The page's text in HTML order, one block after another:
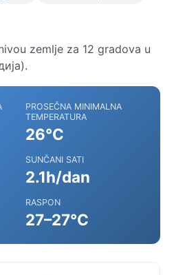
zemlje za 12 gradova u
PROSEČNA MINIMALNA
TEMPERATURA
26°C
SUNČANI SATI
2.1h/dan
RASPON
27–27°C